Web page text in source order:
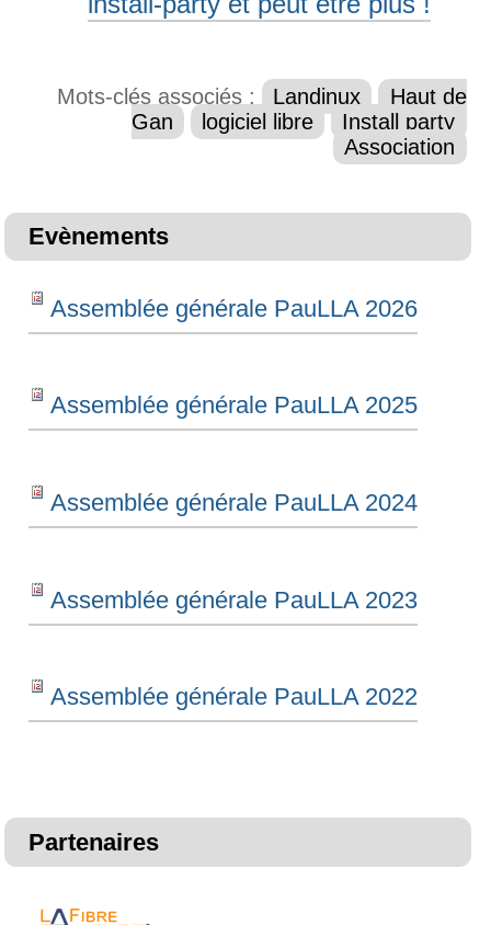
Mots-clés associés : Landinux
Haut de
Gan
logiciel libre
Install party
Association
Evènements
Assemblée générale PauLLA 2026
Assemblée générale PauLLA 2025
Assemblée générale PauLLA 2024
Assemblée générale PauLLA 2023
Assemblée générale PauLLA 2022
Partenaires